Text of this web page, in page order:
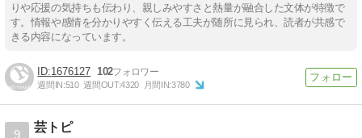
りや応援の気持ちも伝わり、親しみやすさと熱量が融合した文体が特徴で
す。情報や感情を分かりやすく伝える工夫が随所に見られ、読者が共感で
きる内容になっています。
1676127 102
週間IN:510 週間OUT:4320 月間IN:3780
9
芸トピ